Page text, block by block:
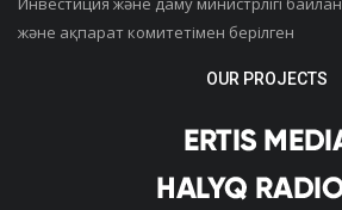
және ақпарат комитетімен берілген
OUR PROJECTS